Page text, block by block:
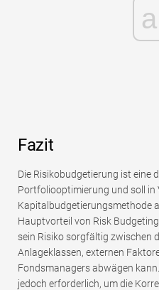
Fazit
Die Risikobudgetierung ist eine
Portfoliooptimierung und soll in
Kapitalbudgetierungsmethode
Hauptvorteil von Risk
sein Risiko sorgfältig zwischen
Anlageklassen, externen
Fondsmanagers abwägen
jedoch erforderlich, um die